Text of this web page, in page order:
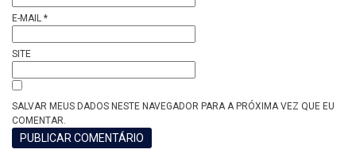
E-MAIL *
SITE
SALVAR MEUS DADOS NESTE NAVEGADOR PARA A PRÓXIMA VEZ QUE EU
COMENTAR.